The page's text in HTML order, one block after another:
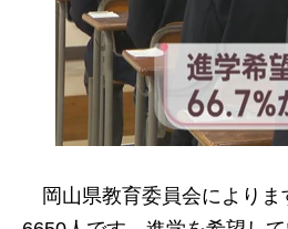
岡山県教育委員会によりま